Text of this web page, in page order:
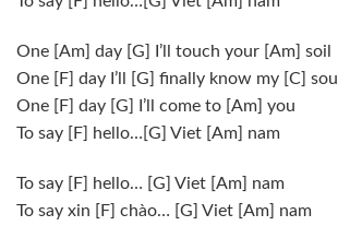
One [Am] day [G] I’ll touch your [Am] soil
One [F] day I’ll [G] finally know my [C] soul
One [F] day [G] I’ll come to [Am] you
To say [F] hello… [G] Viet [Am] nam
To say [F] hello… [G] Viet [Am] nam
To say xin [F] chào… [G] Viet [Am] nam